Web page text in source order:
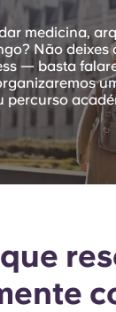
medicina,
Não deixes
— basta
percurso